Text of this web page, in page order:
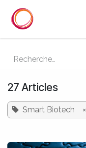
27 Articles
Smart Biotech ×